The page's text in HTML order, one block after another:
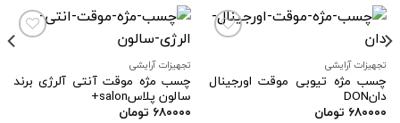
افزودن
به
تجهیزات آرایشی
چسب مژه تیوبی موقت اورجینال
دانDON
۶۸۰۰۰۰ تومان
افزودن
به
تجهیزات آرایشی
چسب مژه موقت آنتی آلرژی برند
سالون پلاسsalon+
۶۸۰۰۰۰ تومان